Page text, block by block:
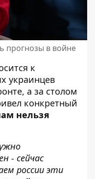
прогнозы в войне
к
украинцев
а за столом
конкретный
нельзя
- сейчас
россии эти